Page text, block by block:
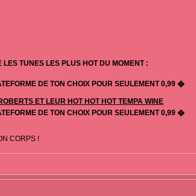
TUNES LES PLUS HOT DU MOMENT :
DE TON CHOIX POUR SEULEMENT 0,99 �
ET LEUR HOT HOT HOT TEMPA WINE
DE TON CHOIX POUR SEULEMENT 0,99 �
CORPS !